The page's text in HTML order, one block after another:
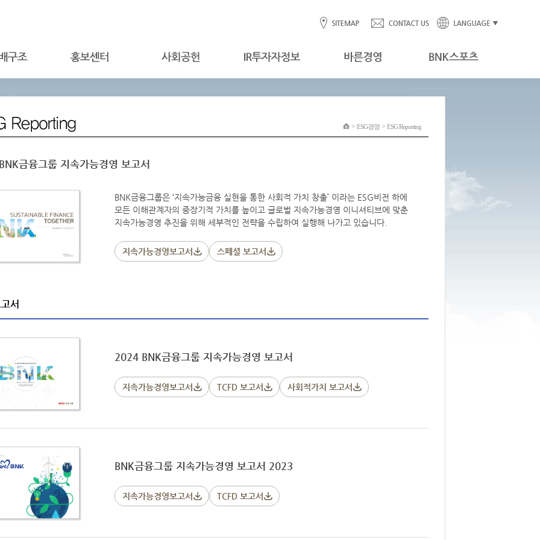
> ESG경영 > ESG Reporting
금융그룹 지속가능경영 보고서
BNK금융그룹은 ‘지속가능금융 실현을 통한 사회적 가치 창출’ 이라는 ESG비전 하에
모든 이해관계자의 중장기적 가치를 높이고 글로벌 지속가능경영 이니셔티브에 맞춘
지속가능경영 추진을 위해 세부적인 전략을 수립하여 실행해 나가고 있습니다.
지속가능경영보고서 스페셜 보고서
서
2024 BNK금융그룹 지속가능경영 보고서
지속가능경영보고서 TCFD 보고서 사회적가치 보고서
BNK금융그룹 지속가능경영 보고서 2023
지속가능경영보고서 TCFD 보고서